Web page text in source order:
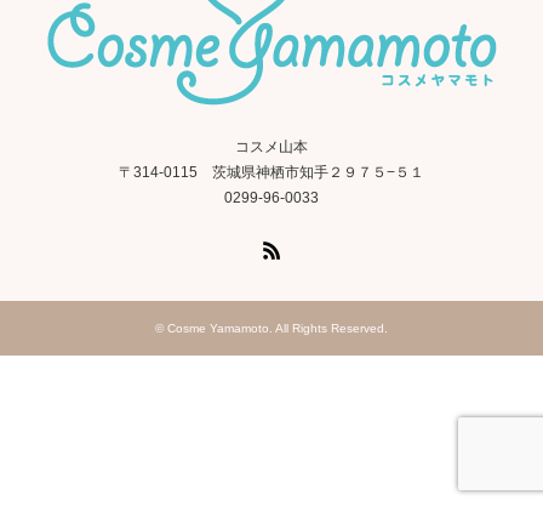
コスメ山本
〒314-0115 茨城県神栖市知手２９７５−５１
0299-96-0033
© Cosme Yamamoto. All Rights Reserved.